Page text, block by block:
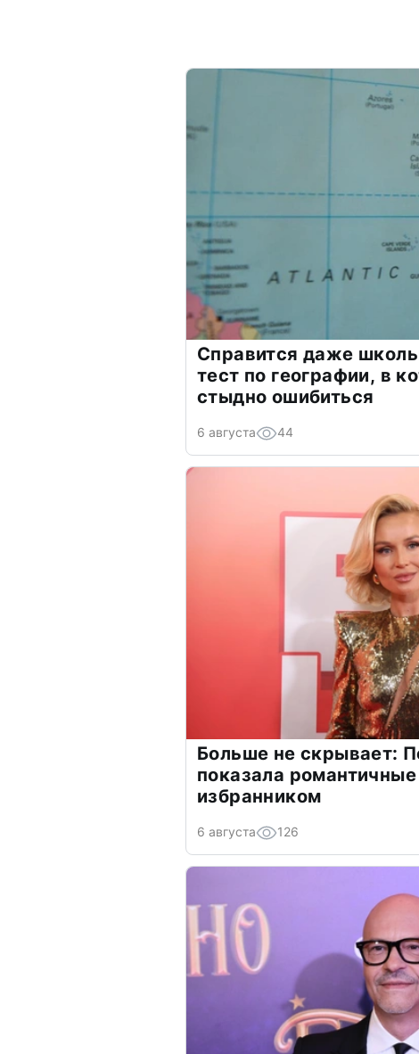
Справится даже
тест по географии, в
стыдно ошибиться
6 августа 44
Больше не скрывает:
показала
избранником
6 августа 126